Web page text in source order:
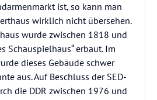
ist, so kann man
wirklich nicht übersehen.
wurde zwischen 1818 und
Schauspielhaus“ erbaut. Im
dieses Gebäude schwer
aus. Auf Beschluss der SED-
die DDR zwischen 1976 und